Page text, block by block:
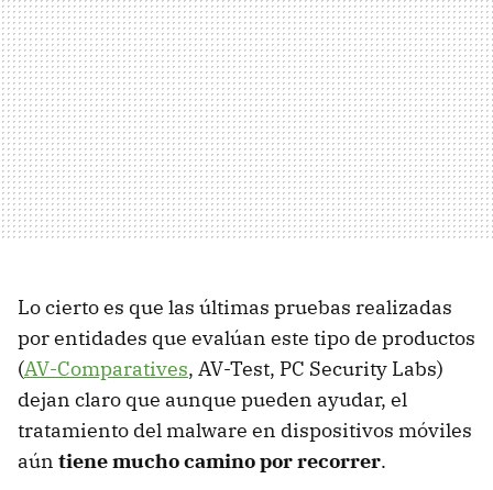
Lo cierto es que las últimas pruebas realizadas
por entidades que evalúan este tipo de productos
(AV-Comparatives, AV-Test, PC Security Labs)
dejan claro que aunque pueden ayudar, el
tratamiento del malware en dispositivos móviles
aún tiene mucho camino por recorrer.